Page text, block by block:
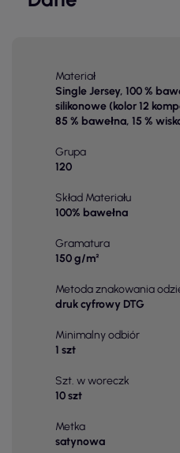
Materiał
Single Jersey, 100 %
silikonowe (kolor 12
85 % bawełna, 15 %
Grupa
120
Skład Materiału
100% bawełna
Gramatura
150 g/m²
Metoda znakowania
druk cyfrowy DTG
Minimalny odbiór
1 szt
Szt. w woreczk
10 szt
Metka
satynowa